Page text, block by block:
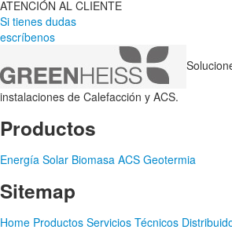
ATENCIÓN AL CLIENTE
Si tienes dudas
escríbenos
instalaciones de Calefacción y ACS.
Productos
Energía Solar Biomasa ACS Geotermia
Sitemap
Home Productos Servicios Técnicos